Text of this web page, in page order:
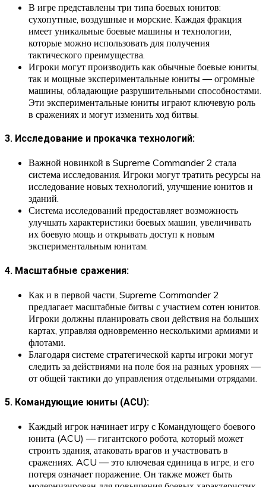
В игре представлены три типа боевых юнитов:
сухопутные, воздушные и морские. Каждая фракция
имеет уникальные боевые машины и технологии,
которые можно использовать для получения
тактического преимущества.
Игроки могут производить как обычные боевые юниты,
так и мощные экспериментальные юниты — огромные
машины, обладающие разрушительными способностями.
Эти экспериментальные юниты играют ключевую роль
в сражениях и могут изменить ход битвы.
3. Исследование и прокачка технологий:
Важной новинкой в Supreme Commander 2 стала
система исследования. Игроки могут тратить ресурсы на
исследование новых технологий, улучшение юнитов и
зданий.
Система исследований предоставляет возможность
улучшать характеристики боевых машин, увеличивать
их боевую мощь и открывать доступ к новым
экспериментальным юнитам.
4. Масштабные сражения:
Как и в первой части, Supreme Commander 2
предлагает масштабные битвы с участием сотен юнитов.
Игроки должны планировать свои действия на больших
картах, управляя одновременно несколькими армиями и
флотами.
Благодаря системе стратегической карты игроки могут
следить за действиями на поле боя на разных уровнях —
от общей тактики до управления отдельными отрядами.
5. Командующие юниты (ACU):
Каждый игрок начинает игру с Командующего боевого
юнита (ACU) — гигантского робота, который может
строить здания, атаковать врагов и участвовать в
сражениях. ACU — это ключевая единица в игре, и его
потеря означает поражение. Он также может быть